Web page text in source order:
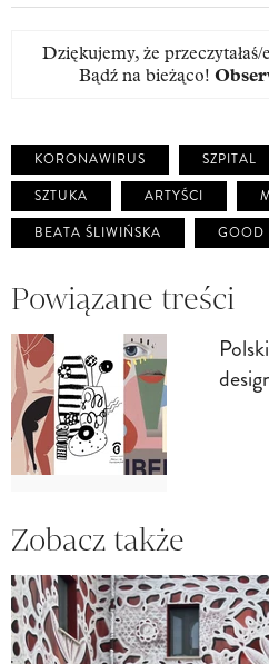
Dziękujemy, że
Bądź na bieżąco!
KORONAWIRUS SZPITAL
SZTUKA
ARTYŚCI
BEATA ŚLIWIŃSKA
GOOD
Powiązane treści
Zobacz także